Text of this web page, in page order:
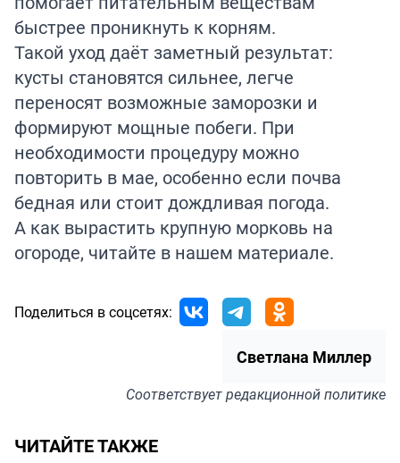
быстрее проникнуть к корням.
Такой уход даёт заметный результат:
кусты становятся сильнее, легче
переносят возможные заморозки и
формируют мощные побеги. При
необходимости процедуру можно
повторить в мае, особенно если почва
бедная или стоит дождливая погода.
А как вырастить крупную морковь на
огороде, читайте в нашем материале.
Поделиться в соцсетях:
Светлана Миллер
Соответствуетредакционной политике
ЧИТАЙТЕ ТАКЖЕ